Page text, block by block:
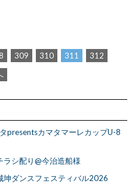
309 310 311
312
presentsカマタマーレカップU-8
ラシ配り@今治造船様
坤ダンスフェスティバル2026